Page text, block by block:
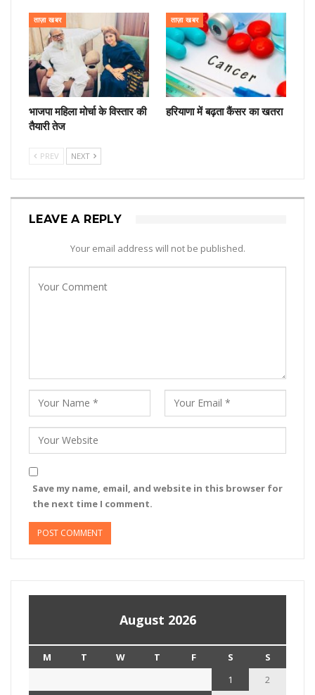
ताज़ा खबर
भाजपा महिला मोर्चा के विस्तार की
तैयारी तेज
ताज़ा खबर
हरियाणा में बढ़ता कैंसर का खतरा
PREV NEXT
LEAVE A REPLY
Your email address will not be published.
Save my name, email, and website in this browser for
the next time I comment.
August 2026
M T W T F S
S
1
2